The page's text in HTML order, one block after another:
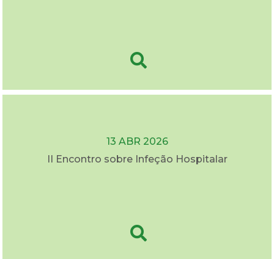
13 ABR 2026
II Encontro sobre Infeção Hospitalar